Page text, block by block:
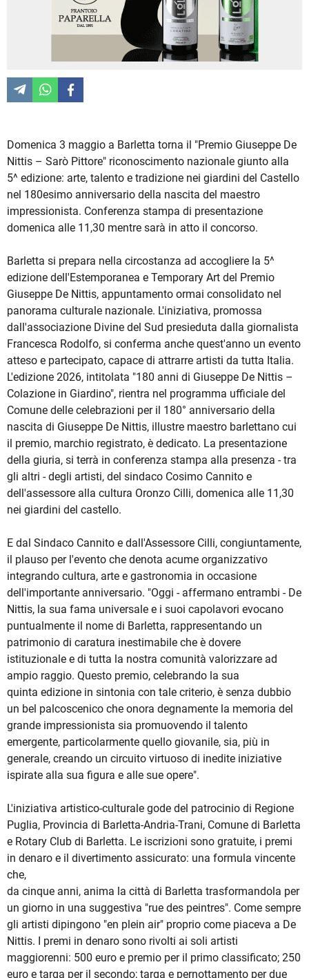
Domenica 3 maggio a Barletta torna il "Premio Giuseppe De
Nittis – Sarò Pittore" riconoscimento nazionale giunto alla
5^ edizione: arte, talento e tradizione nei giardini del Castello
nel 180esimo anniversario della nascita del maestro
impressionista. Conferenza stampa di presentazione
domenica alle 11,30 mentre sarà in atto il concorso.
Barletta si prepara nella circostanza ad accogliere la 5^
edizione dell'Estemporanea e Temporary Art del Premio
Giuseppe De Nittis, appuntamento ormai consolidato nel
panorama culturale nazionale. L'iniziativa, promossa
dall'associazione Divine del Sud presieduta dalla giornalista
Francesca Rodolfo, si conferma anche quest'anno un evento
atteso e partecipato, capace di attrarre artisti da tutta Italia.
L'edizione 2026, intitolata "180 anni di Giuseppe De Nittis –
Colazione in Giardino", rientra nel programma ufficiale del
Comune delle celebrazioni per il 180° anniversario della
nascita di Giuseppe De Nittis, illustre maestro barlettano cui
il premio, marchio registrato, è dedicato. La presentazione
della giuria, si terrà in conferenza stampa alla presenza - tra
gli altri - degli artisti, del sindaco Cosimo Cannito e
dell'assessore alla cultura Oronzo Cilli, domenica alle 11,30
nei giardini del castello.
E dal Sindaco Cannito e dall'Assessore Cilli, congiuntamente,
il plauso per l'evento che denota acume organizzativo
integrando cultura, arte e gastronomia in occasione
dell'importante anniversario. "Oggi - affermano entrambi - De
Nittis, la sua fama universale e i suoi capolavori evocano
puntualmente il nome di Barletta, rappresentando un
patrimonio di caratura inestimabile che è dovere
istituzionale e di tutta la nostra comunità valorizzare ad
ampio raggio. Questo premio, celebrando la sua
quinta edizione in sintonia con tale criterio, è senza dubbio
un bel palcoscenico che onora degnamente la memoria del
grande impressionista sia promuovendo il talento
emergente, particolarmente quello giovanile, sia, più in
generale, creando un circuito virtuoso di inedite iniziative
ispirate alla sua figura e alle sue opere".
L'iniziativa artistico-culturale gode del patrocinio di Regione
Puglia, Provincia di Barletta-Andria-Trani, Comune di Barletta
e Rotary Club di Barletta. Le iscrizioni sono gratuite, i premi
in denaro e il divertimento assicurato: una formula vincente
che,
da cinque anni, anima la città di Barletta trasformandola per
un giorno in una suggestiva "rue des peintres". Come sempre
gli artisti dipingono "en plein air" proprio come piaceva a De
Nittis. I premi in denaro sono rivolti ai soli artisti
maggiorenni: 500 euro e premio per il primo classificato; 250
euro e targa per il secondo; targa e pernottamento per due